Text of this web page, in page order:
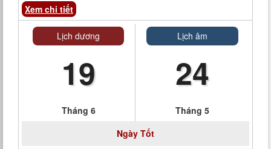
Xem chi tiết
Lịch dương
19
Tháng 6
Lịch âm
24
Tháng 5
Ngày Tốt